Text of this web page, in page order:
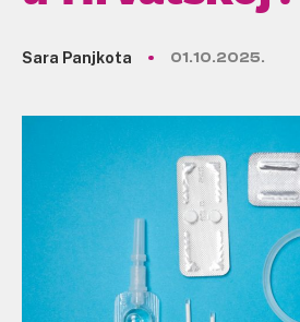
Sara Panjkota 01.10.2025.